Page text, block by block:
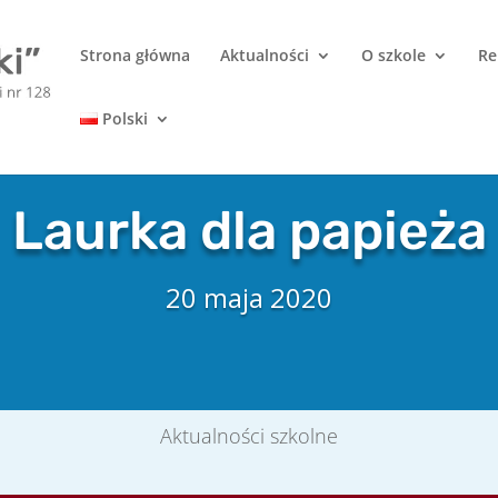
Strona główna Aktualności O szkole
Polski
Laurka dla papieża
20 maja 2020
Aktualności szkolne